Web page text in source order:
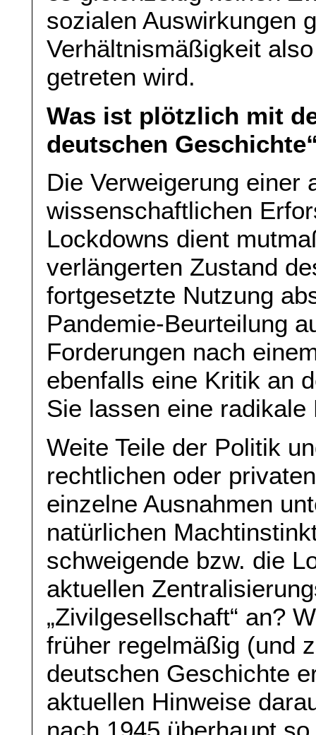
sozialen Auswirkungen
Verhältnismäßigkeit
getreten wird.
Was ist plötzlich mit
deutschen
Die Verweigerung einer
wissenschaftlichen
Lockdowns dient
verlängerten Zustand
fortgesetzte Nutzung
Pandemie-Beurteilung
Forderungen nach
ebenfalls eine Kritik an
Sie lassen eine
Weite Teile der Politik
rechtlichen oder
einzelne Ausnahmen
natürlichen
schweigende bzw. die
aktuellen
„Zivilgesellschaft“ an?
früher regelmäßig (und
deutschen Geschichte
aktuellen Hinweise
nach 1945 überhaupt